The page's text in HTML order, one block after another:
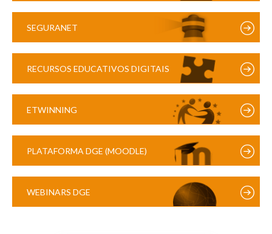
SEGURANET
RECURSOS EDUCATIVOS DIGITAIS
ETWINNING
PLATAFORMA DGE (MOODLE)
WEBINARS DGE